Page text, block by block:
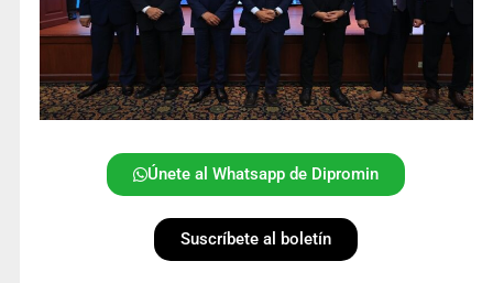
Únete al Whatsapp de Dipromin
Suscríbete al boletín